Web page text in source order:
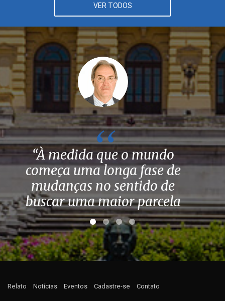
VER TODOS
“À medida que o mundo
começa uma longa fase de
mudanças no sentido de
buscar uma maior parcela
de financiamentos com
base no mercado, a
divulgação efetiva será
ainda mais importante. No
futuro, o Relato Integrado
Relato Notícias Eventos Cadastre-se Contato